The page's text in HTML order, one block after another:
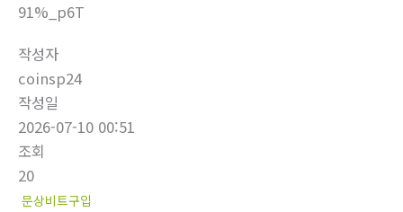
91%_p6T
작성자
coinsp24
작성일
2026-07-10 00:51
조회
20
문상비트구입